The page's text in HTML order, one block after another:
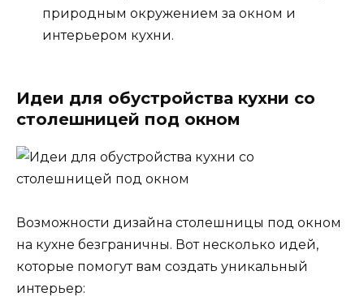
природным окружением за окном и
интерьером кухни.
Идеи для обустройства кухни со
столешницей под окном
Возможности дизайна столешницы под окном
на кухне безграничны. Вот несколько идей,
которые помогут вам создать уникальный
интерьер: